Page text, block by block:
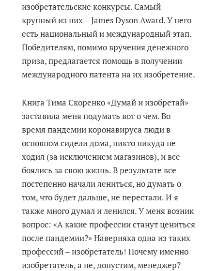
изобретательские конкурсы. Самый
крупный из них ‒ James Dyson Award. У него
есть национальный и международный этап.
Победителям, помимо вручения денежного
приза, предлагается помощь в получении
международного патента на их изобретение.
Книга Тима Скоренко «Думай и изобретай»
заставила меня подумать вот о чем. Во
время пандемии коронавируса люди в
основном сидели дома, никто никуда не
ходил (за исключением магазинов), и все
боялись за свою жизнь. В результате все
постепенно начали лениться, но думать о
том, что будет дальше, не перестали. И я
также много думал и ленился. У меня возник
вопрос: «А какие профессии станут цениться
после пандемии?» Наверняка одна из таких
профессий – изобретатель! Почему именно
изобретатель, а не, допустим, менеджер?